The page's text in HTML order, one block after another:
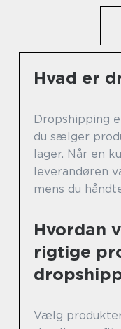
Hvad er
Dropshipping
du sælger
lager. Når en
leverandøren
mens du
Hvordan
rigtige
Vælg